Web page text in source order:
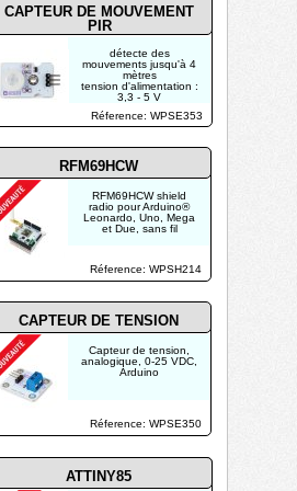
CAPTEUR DE MOUVEMENT
PIR
détecte des
mouvements jusqu'à 4
mètres
tension d'alimentation :
3,3 - 5 V
fonctionnement : 15 µA
Réference: WPSE353
Réference: WPSE350
RFM69HCW shield
radio pour Arduino®
Leonardo, Uno, Mega
et Due, sans fil
Capteur de tension,
analogique, 0-25 VDC,
Arduino
Réference: WPSH214
RFM69HCW
CAPTEUR DE TENSION
ATTINY85